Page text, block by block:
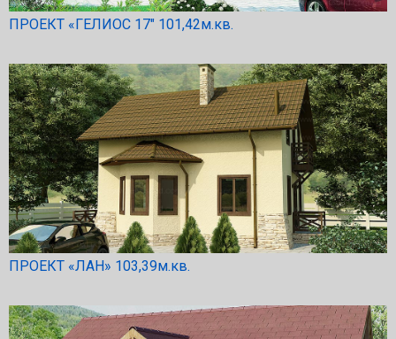
ПРОЕКТ «ГЕЛИОС 17″ 101,42м.кв.
ПРОЕКТ «ЛАН» 103,39м.кв.